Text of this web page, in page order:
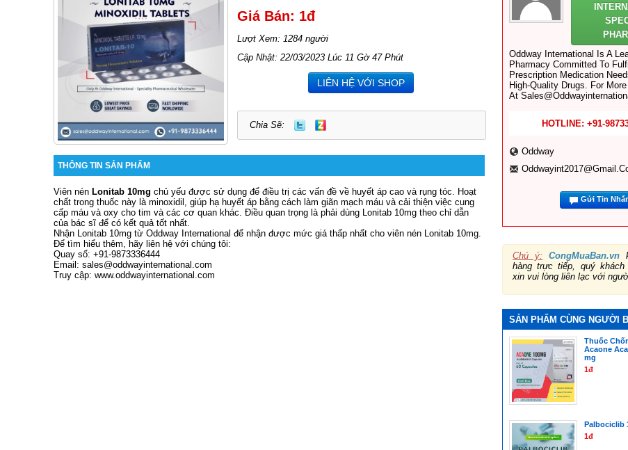
Giá Bán: 1đ
Lượt Xem: 1284 người
Cập Nhật: 22/03/2023 Lúc 11 Gờ 47 Phút
LIÊN HỆ VỚI SHOP
Chia Sẽ:
THÔNG TIN SẢN PHẨM
Viên nén Lonitab 10mg chủ yếu được sử dụng để điều trị các vấn đề về huyết áp cao và rụng tóc. Hoạt
chất trong thuốc này là minoxidil, giúp hạ huyết áp bằng cách làm giãn mạch máu và cải thiện việc cung
cấp máu và oxy cho tim và các cơ quan khác. Điều quan trọng là phải dùng Lonitab 10mg theo chỉ dẫn
của bác sĩ để có kết quả tốt nhất.
Nhận Lonitab 10mg từ Oddway International để nhận được mức giá thấp nhất cho viên nén Lonitab 10mg.
Để tìm hiểu thêm, hãy liên hệ với chúng tôi:
Quay số: +91-9873336444
Email: sales@oddwayinternational.com
Truy cập: www.oddwayinternational.com
Oddway International Is A
Pharmacy Committed To
Prescription Medication
High-Quality Drugs. For
At
HOTLINE: +91-
Oddway
Gửi Tin
Chú ý: CongMuaBan.vn
hàng trực tiếp, quý khách
xin vui lòng liên lạc với
SẢN PHẨM CÙNG NGƯỜI
Thuốc
Acaone
mg
1đ
Palbociclib
1đ